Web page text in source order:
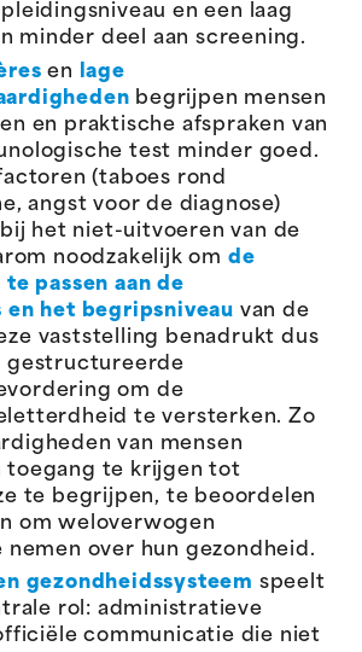
en een laag
minder deel aan screening.
en
lage
begrijpen mensen
en praktische afspraken van
test minder goed.
(taboes rond
angst voor de diagnose)
het niet-uitvoeren van de
noodzakelijk om de
passen aan de
en het begripsniveau van de
vaststelling benadrukt dus
gestructureerde
om de
te versterken. Zo
van mensen
toegang te krijgen tot
te begrijpen, te beoordelen
om weloverwogen
nemen over hun gezondheid.
gezondheidssysteem speelt
rol: administratieve
communicatie die niet